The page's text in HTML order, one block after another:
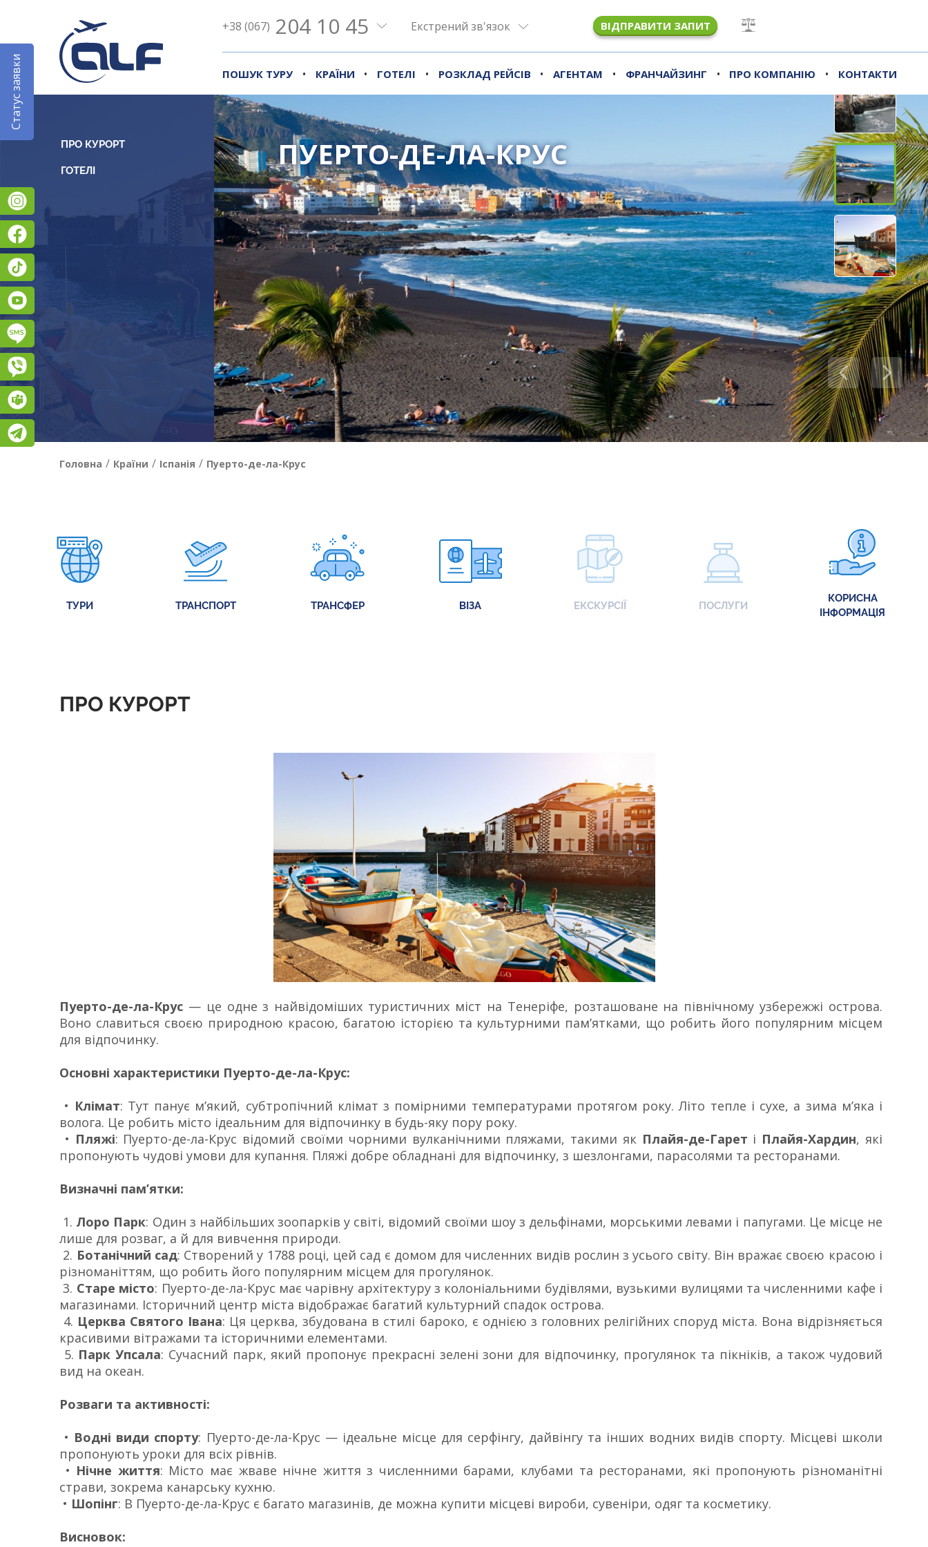
+38 (067) 204 10 45 Екстрений зв'язок ВІДПРАВИТИ ЗАПИТ
ПОШУК ТУРУ • КРАЇНИ • ГОТЕЛІ • РОЗКЛАД РЕЙСІВ • АГЕНТАМ • ФРАНЧАЙЗИНГ • ПРО КОМПАНІЮ • КОНТАКТИ
Статус заявки
Підписатися на SMS розсилку
ПУЕРТО-ДЕ-ЛА-КРУС
ПРО КУРОРТ
Головна / Країни / Іспанія / Пуерто-де-ла-Крус
ТУРИ ТРАНСПОРТ ТРАНСФЕР ВІЗА ЕКСКУРСІЇ ПОСЛУГИ
КОРИСНА
ІНФОРМАЦІЯ
ПРО КУРОРТ
Пуерто-де-ла-Крус — це одне з найвідоміших туристичних міст на Тенеріфе, розташоване на північному узбережжі острова.
Воно славиться своєю природною красою, багатою історією та культурними пам’ятками, що робить його популярним місцем
для відпочинку.
Основні характеристики Пуерто-де-ла-Крус:
• Клімат: Тут панує м’який, субтропічний клімат з помірними температурами протягом року. Літо тепле і сухе, а зима м’яка і
волога. Це робить місто ідеальним для відпочинку в будь-яку пору року.
• Пляжі: Пуерто-де-ла-Крус відомий своїми чорними вулканічними пляжами, такими як Плайя-де-Гарет і Плайя-Хардин, які
пропонують чудові умови для купання. Пляжі добре обладнані для відпочинку, з шезлонгами, парасолями та ресторанами.
Визначні пам’ятки:
1. Лоро Парк: Один з найбільших зоопарків у світі, відомий своїми шоу з дельфінами, морськими левами і папугами. Це місце не
лише для розваг, а й для вивчення природи.
2. Ботанічний сад: Створений у 1788 році, цей сад є домом для численних видів рослин з усього світу. Він вражає своєю красою і
різноманіттям, що робить його популярним місцем для прогулянок.
3. Старе місто: Пуерто-де-ла-Крус має чарівну архітектуру з колоніальними будівлями, вузькими вулицями та численними кафе і
магазинами. Історичний центр міста відображає багатий культурний спадок острова.
4. Церква Святого Івана: Ця церква, збудована в стилі бароко, є однією з головних релігійних споруд міста. Вона відрізняється
красивими вітражами та історичними елементами.
5. Парк Упсала: Сучасний парк, який пропонує прекрасні зелені зони для відпочинку, прогулянок та пікніків, а також чудовий
вид на океан.
Розваги та активності:
• Водні види спорту: Пуерто-де-ла-Крус — ідеальне місце для серфінгу, дайвінгу та інших водних видів спорту. Місцеві школи
пропонують уроки для всіх рівнів.
• Нічне життя: Місто має жваве нічне життя з численними барами, клубами та ресторанами, які пропонують різноманітні
страви, зокрема канарську кухню.
• Шопінг: В Пуерто-де-ла-Крус є багато магазинів, де можна купити місцеві вироби, сувеніри, одяг та косметику.
Висновок: